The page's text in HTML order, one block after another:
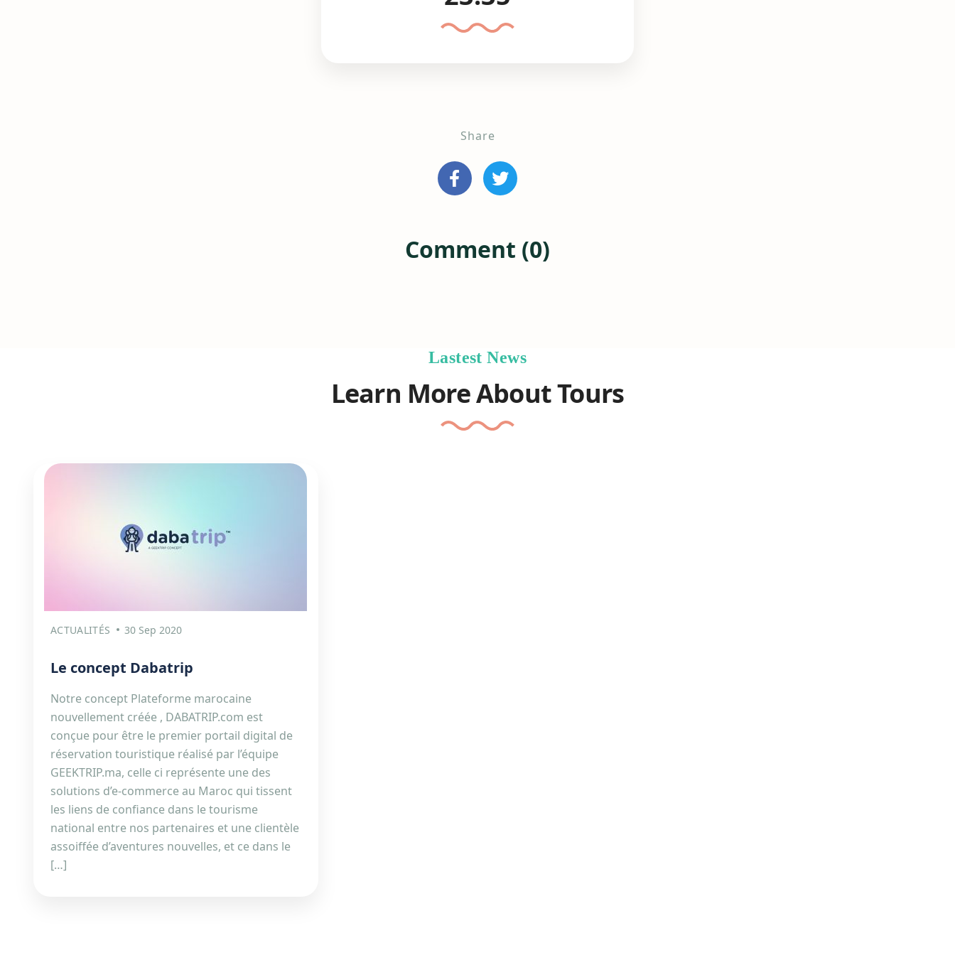
Share
Comment (0)
Lastest News
Learn More About Tours
ACTUALITÉS 30 Sep 2020
Le concept Dabatrip
Notre concept Plateforme marocaine
nouvellement créée , DABATRIP.com est
conçue pour être le premier portail digital de
réservation touristique réalisé par l’équipe
GEEKTRIP.ma, celle ci représente une des
solutions d’e-commerce au Maroc qui tissent
les liens de confiance dans le tourisme
national entre nos partenaires et une clientèle
assoiffée d’aventures nouvelles, et ce dans le
[…]